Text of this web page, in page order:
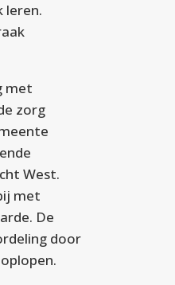
leren.
met
zorg
West.
met
De
door